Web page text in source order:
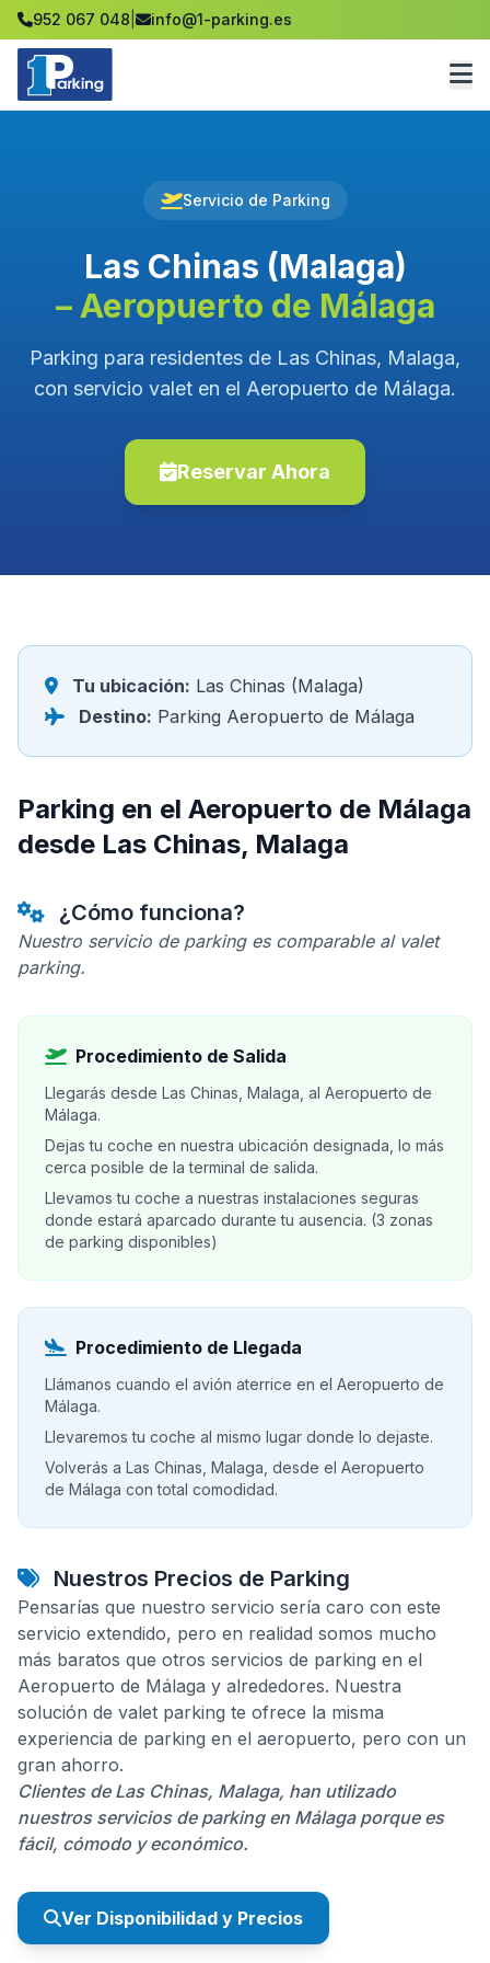
952 067 048 info@1-parking.es
Servicio de Parking
Las Chinas (Malaga)
– Aeropuerto de Málaga
Parking para residentes de Las Chinas, Malaga,
con servicio valet en el Aeropuerto de Málaga.
Reservar Ahora
Tu ubicación: Las Chinas (Malaga)
Destino: Parking Aeropuerto de Málaga
Parking en el Aeropuerto de Málaga
desde Las Chinas, Malaga
¿Cómo funciona?
Nuestro servicio de parking es comparable al valet
parking.
Procedimiento de Salida
Llegarás desde Las Chinas, Malaga, al Aeropuerto de
Málaga.
Dejas tu coche en nuestra ubicación designada, lo más
cerca posible de la terminal de salida.
Llevamos tu coche a nuestras instalaciones seguras
donde estará aparcado durante tu ausencia. (3 zonas
de parking disponibles)
Procedimiento de Llegada
Llámanos cuando el avión aterrice en el Aeropuerto de
Málaga.
Llevaremos tu coche al mismo lugar donde lo dejaste.
Volverás a Las Chinas, Malaga, desde el Aeropuerto
de Málaga con total comodidad.
Nuestros Precios de Parking
Pensarías que nuestro servicio sería caro con este
servicio extendido, pero en realidad somos mucho
más baratos que otros servicios de parking en el
Aeropuerto de Málaga y alrededores. Nuestra
solución de valet parking te ofrece la misma
experiencia de parking en el aeropuerto, pero con un
gran ahorro.
Clientes de Las Chinas, Malaga, han utilizado
nuestros servicios de parking en Málaga porque es
fácil, cómodo y económico.
Ver Disponibilidad y Precios